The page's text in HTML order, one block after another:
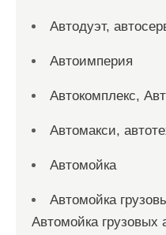
Автодуэт,
Автоимперия
Автокомплекс,
Автомакси,
Автомойка
Автомойка
Автомойка грузовых